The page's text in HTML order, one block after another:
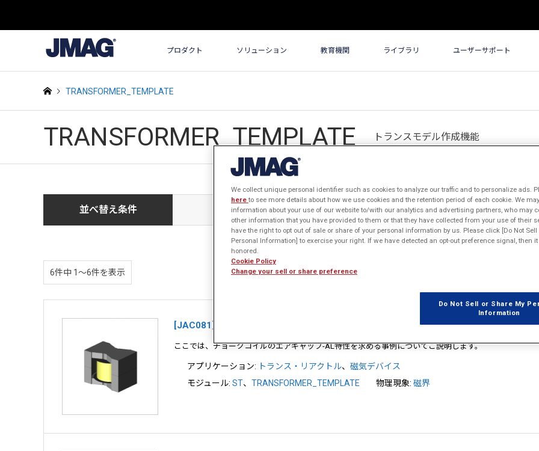
プロダクト ソリューション 教育機関 ライブラリ ユーザーサポート
TRANSFORMER_TEMPLATE
TRANSFORMER_TEMPLATE トランスモデル作成機能
並べ替え条件 新しい順 古い順 閲覧数順
6件中 1〜6件を表示
[JAC081] チョークコイルのAL値解析
ここでは、チョークコイルのエアギャップ-AL特性を求める事例についてご説明します。
アプリケーション: トランス・リアクトル、 磁気デバイス
モジュール: ST、 TRANSFORMER_TEMPLATE 物理現象:磁界
We collect unique personal identifier such as cookies to analyze our traffic and to personalize ads.
hereto see more details about how we use cookies and the retention period of each cookie. We
information about your use of our website to/with our analytics and advertising partners, who may
other information that you have provided to them or that they have collected from your use of their
have the right to opt out of sale or share of your personal information by us. Please click [Do Not Sell
Personal Information] to exercise your right. If we have detected an opt-out preference signal, then
honored.
Cookie Policy
Change your sell or share preference
Do Not Sell or Share My
Information